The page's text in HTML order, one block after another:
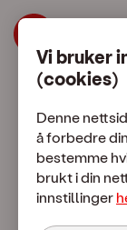
Hopp til meny
Hopp til
Vi bruker
(cookies)
Denne
å forbedre
bestemme
brukt i din
innstillinger